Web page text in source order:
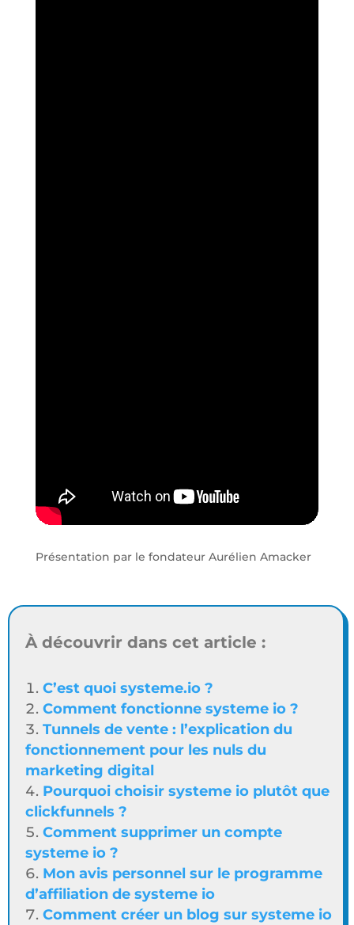
Présentation par le fondateur Aurélien Amacker
À découvrir dans cet article :
C’est quoi systeme.io ?
Comment fonctionne systeme io ?
Tunnels de vente : l’explication du
fonctionnement pour les nuls du
marketing digital
Pourquoi choisir systeme io plutôt que
clickfunnels ?
Comment supprimer un compte
systeme io ?
Mon avis personnel sur le programme
d’affiliation de systeme io
Comment créer un blog sur systeme io